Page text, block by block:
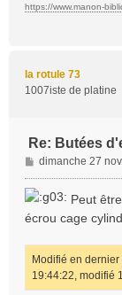
https://www.manon-
la rotule 73
1007iste de platine
Re: Butées
M
e
s
a
e
dimanche 27
Peut
écrou cage
Modifié en dernier
19:44:22, modifié